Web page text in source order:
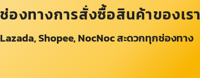
ช่องทางการสั่งซื้อสินค้าของเรา
Lazada, Shopee, NocNoc สะดวกทุกช่องทาง